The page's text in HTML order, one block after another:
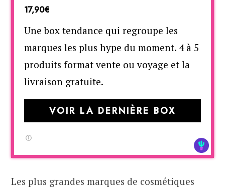
17,90€
Une box tendance qui regroupe les
marques les plus hype du moment. 4 à 5
produits format vente ou voyage et la
livraison gratuite.
VOIR LA DERNIÈRE BOX
Les plus grandes marques de cosmétiques